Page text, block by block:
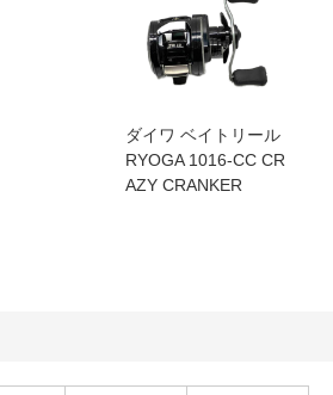
ダイワ ベイトリール
RYOGA 1016-CC CR
AZY CRANKER